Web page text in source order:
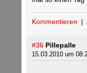
Kommentieren |
#36 Pillepalle
15.03.2010 um